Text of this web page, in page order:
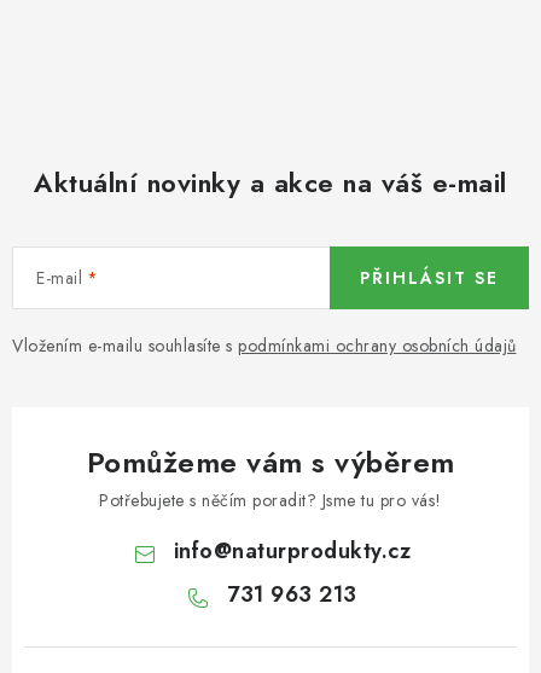
DÁRKOVÉ POUKAZY
OŘECHY NATURAL / MANDLE
OŘECHY NATURAL / KEŠU OŘECHY / KEŠU OŘECHY
CELÉ NATURAL
OŘECHY NATURAL / PODZEMNICE (ARAŠÍDY) /
PODZEMNICE OLEJNÁ BLANŠÍROVANÁ
Aktuální novinky a akce na váš e-mail
E-mail
Vložením e-mailu souhlasíte s podmínkami ochrany osobních údajů
PŘIHLÁSIT SE
Pomůžeme vám s výběrem
Potřebujete s něčím poradit? Jsme tu pro vás!
info@naturprodukty.cz
731 963 213